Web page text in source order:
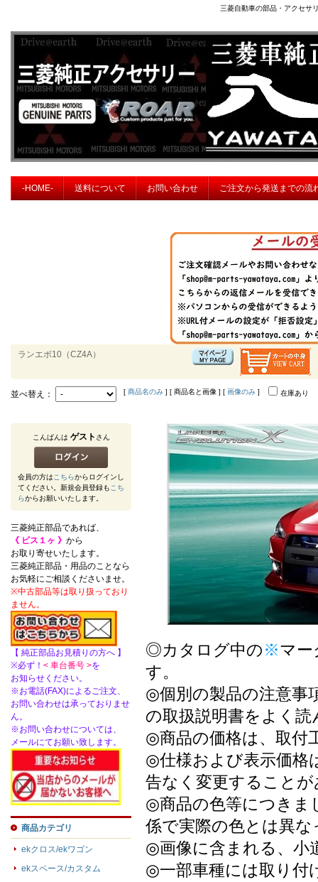
三菱自動車の部品・アクセサ
-HOME- 送料について お問い合わせ ご注文から発送までの流
ランエボ10（CZ4A）
並べ替え： [ 商品名のみ ] [ 商品名と画像 ] [ 画像のみ ] 在庫あり
◎カタログ中の※マー
す。
◎個別の製品の注意事
の取扱説明書をよく
◎商品の価格は、取付
◎仕様および表示価格
告なく変更すること
◎商品の色等につきま
係で実際の色とは異
◎画像に含まれる、小
◎一部車種には取り付
こんばんは ゲスト さん
会員の方はこちらからログインし
てください。新規会員登録もこち
らからお願いいたします。
三菱純正部品であれば、
《 ビス１ヶ 》 から
お取り寄せいたします。
三菱純正部品・用品のことなら
お気軽にご相談くださいませ。
※中古部品等は取り扱っており
ません。
【 純正部品お見積りの方へ 】
※必ず！ < 車台番号 >を
お知らせください。
※お電話(FAX)によるご注文、
お問い合わせは承っておりませ
ん。
※お問い合わせについては、
メールにてお願い致します。
商品カテゴリ
ekクロス/ekワゴン
ekスペース/カスタム